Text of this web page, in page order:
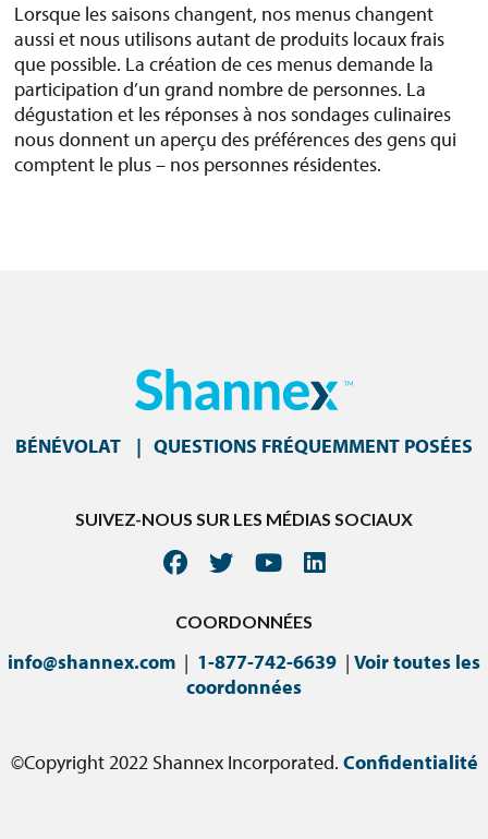
Lorsque les saisons changent, nos menus changent
aussi et nous utilisons autant de produits locaux frais
que possible. La création de ces menus demande la
participation d’un grand nombre de personnes. La
dégustation et les réponses à nos sondages culinaires
nous donnent un aperçu des préférences des gens qui
comptent le plus – nos personnes résidentes.
BÉNÉVOLAT QUESTIONS FRÉQUEMMENT POSÉES
SUIVEZ-NOUS SUR LES MÉDIAS SOCIAUX
COORDONNÉES
info@shannex.com | 1-877-742-6639 | Voir toutes les
coordonnées
©Copyright 2022 Shannex Incorporated. Confidentialité